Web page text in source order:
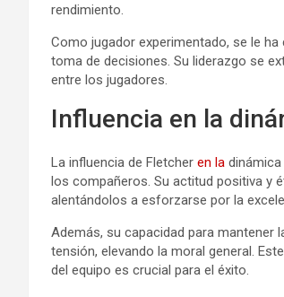
rendimiento.
Como jugador experimentado, se le
toma de decisiones. Su liderazgo se
entre los jugadores.
Influencia en la
La influencia de Fletcher en la
los compañeros. Su actitud positiva y
alentándolos a esforzarse por la
Además, su capacidad para mantener
tensión, elevando la moral general.
del equipo es crucial para el éxito.